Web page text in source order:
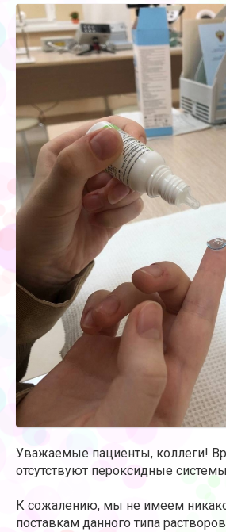
Уважаемые пациенты, коллеги!
отсутствуют пероксидные
К сожалению, мы не имеем
поставкам данного типа